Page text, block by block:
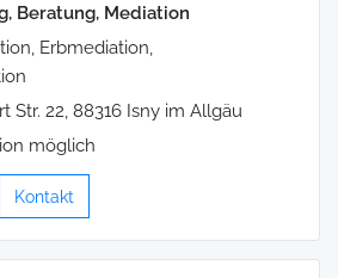
Beratung, Mediation
Erbmediation,
Str. 22, 88316 Isny im Allgäu
möglich
Kontakt